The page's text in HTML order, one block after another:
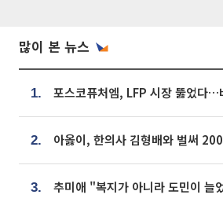
많이 본 뉴스
1.
2.
3.